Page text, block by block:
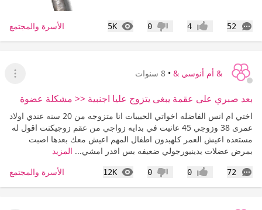
52
التعليقات إعجاب4 عدم إعجاب
0
5K
المشاهدات الأسرة والمجتمع
& أم أنوسي & • 8 سنوات
عرض
بعد صبري على عقمة يبغى يتزوج عليا اجنبية << مشكلة عضوة
اختي ام انس الفاضله اخواتي الحبيبات انا متزوجه من 20 سنه عندي اولاد
عمرى 38 وزوجي 45 عانيت في بدايه زواجي من عقم زوجيكنت اقول له
مستعده اعيش العمر كلهبدون اطفال المهم اعيش معك بعدها اصبت
بمرض عضلات يدينيورجولي ضعيفه بس اقدر امشي... المزيد
72
التعليقات إعجاب0 عدم إعجاب
0
12K
المشاهدات الأسرة والمجتمع